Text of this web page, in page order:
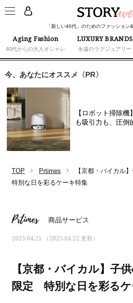
「新しい40代」のためのファッション
Aging Fashion
40代からの大人オシャレ
LUXURY BRANDS
永遠のラグジュアリー
今、あなたにオススメ〈PR〉
【ロボット掃除
も吸引力も、圧倒
TOP Prtimes
【京都・バイカル
特別な日を彩るケーキ特集
Prtimes 商品サービス
2025.04.21 （2025.04.22 更新）
【京都・バイカル】子
限定 特別な日を彩るケ